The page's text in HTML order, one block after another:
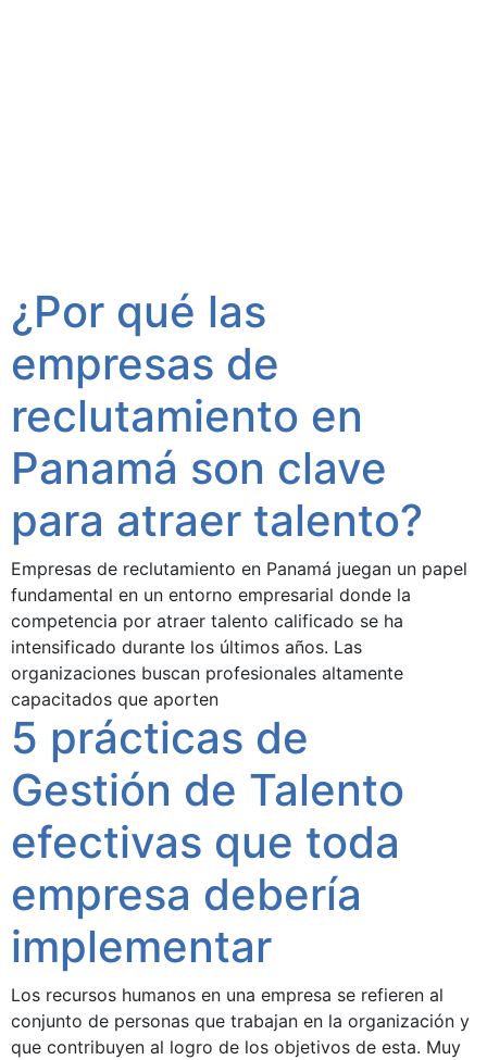
¿Por qué las
empresas de
reclutamiento en
Panamá son clave
para atraer talento?
Empresas de reclutamiento en Panamá juegan un papel
fundamental en un entorno empresarial donde la
competencia por atraer talento calificado se ha
intensificado durante los últimos años. Las
organizaciones buscan profesionales altamente
capacitados que aporten
5 prácticas de
Gestión de Talento
efectivas que toda
empresa debería
implementar
Los recursos humanos en una empresa se refieren al
conjunto de personas que trabajan en la organización y
que contribuyen al logro de los objetivos de esta. Muy